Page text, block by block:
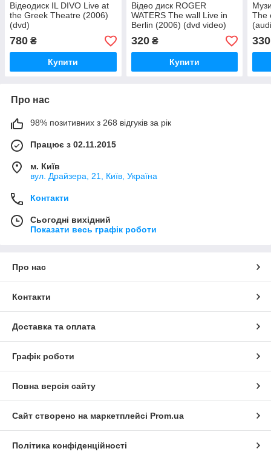
Відеодиск IL DIVO Live at
the Greek Theatre (2006)
(dvd)
780 ₴
Купити
Відео диск ROGER
WATERS The wall Live in
Berlin (2006) (dvd video)
320₴
Купити
The
330
Про нас
98% позитивних з 268 відгуків за рік
Працює з 02.11.2015
м. Київ
вул. Драйзера, 21, Київ, Україна
Контакти
Сьогодні вихідний
Показати весь графік роботи
Про нас
Контакти
Доставка та оплата
Графік роботи
Повна версія сайту
Сайт створено на маркетплейсі Prom.ua
Політика конфіденційності